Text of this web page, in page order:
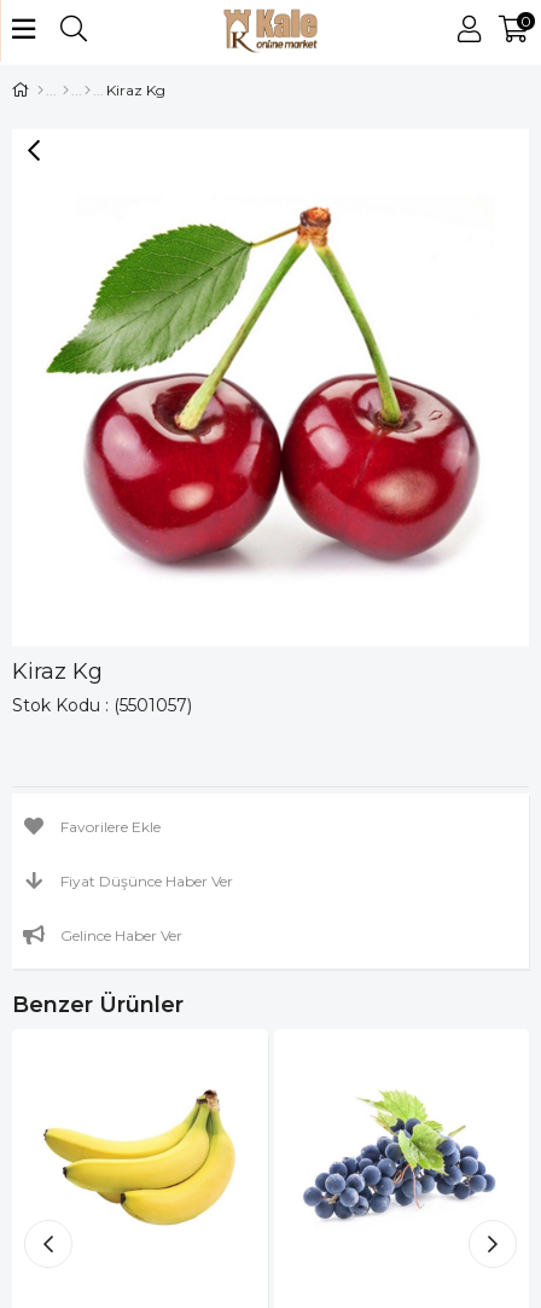
0
Kiraz Kg
Kiraz Kg
Stok Kodu (5501057)
Favorilere Ekle
Fiyat Düşünce Haber Ver
Gelince Haber Ver
Benzer Ürünler